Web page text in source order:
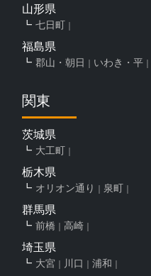
山形県
七日町
福島県
郡山・朝日 いわき・平
関東
茨城県
大工町
栃木県
オリオン通り 泉町
群馬県
前橋 高崎
埼玉県
大宮 川口 浦和